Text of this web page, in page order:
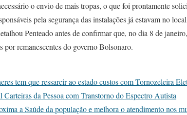
o envio de mais tropas, o que foi prontamente
pela segurança das instalações já estavam no
Penteado antes de confirmar que, no dia 8 de
por remanescentes do governo Bolsonaro.
tem que ressarcir ao estado custos com Tornozeleira
Carteiras da Pessoa com Transtorno do Espectro Autista
a Saúde da população e melhora o atendimento nos